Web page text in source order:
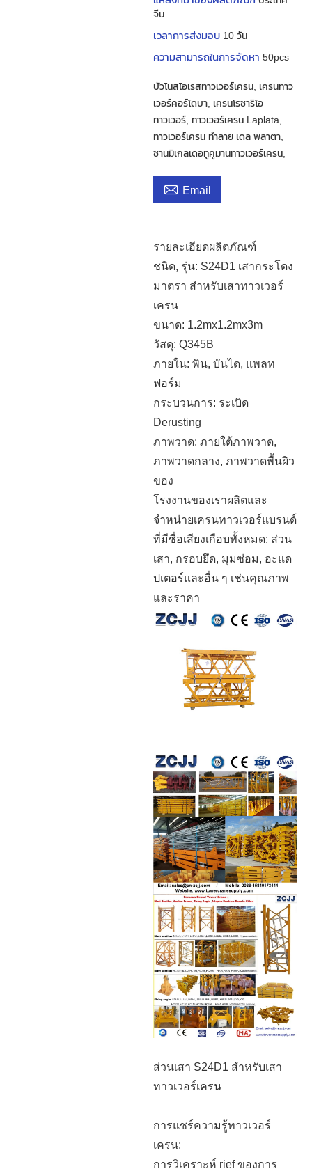
จีน
เวลาการส่งมอบ 10 วัน
ความสามารถในการจัดหา 50pcs
บัวโนสไอเรสทาวเวอร์เครน, เครนทาว
เวอร์คอร์โดบา, เครนโรซาริโอ
ทาวเวอร์, ทาวเวอร์เครน Laplata,
ทาวเวอร์เครน ทำลาย เดล พลาตา,
ซานมิเกลเดอทูคูมานทาวเวอร์เครน,
 Email
รายละเอียดผลิตภัณฑ์
ชนิด, รุ่น: S24D1 เสากระโดง
มาตรา สำหรับเสาทาวเวอร์
เครน
ขนาด: 1.2mx1.2mx3m
วัสดุ: Q345B
ภายใน: พิน, บันได, แพลท
ฟอร์ม
กระบวนการ: ระเบิด
Derusting
ภาพวาด: ภายใต้ภาพวาด,
ภาพวาดกลาง, ภาพวาดพื้นผิว
ของ
โรงงานของเราผลิตและ
จำหน่ายเครนทาวเวอร์แบรนด์
ที่มีชื่อเสียงเกือบทั้งหมด: ส่วน
เสา, กรอบยึด, มุมซ่อม, อะแด
ปเตอร์และอื่น ๆ เช่นคุณภาพ
และราคา
ส่วนเสา S24D1 สำหรับเสา
ทาวเวอร์เครน
การแชร์ความรู้ทาวเวอร์
เครน:
การวิเคราะห์ rief ของการ